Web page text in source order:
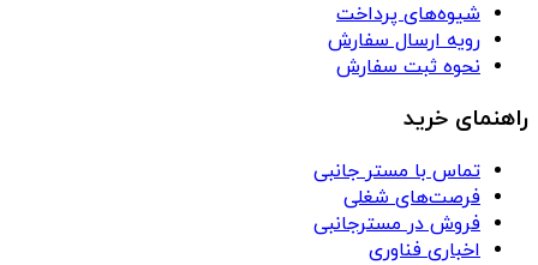
شیوه‌های پرداخت
رویه ارسال سفارش
نحوه ثبت سفارش
راهنمای خرید
تماس با مستر جانبی
فرصت‌های شغلی
فروش در مسترجانبی
اخباری فناوری